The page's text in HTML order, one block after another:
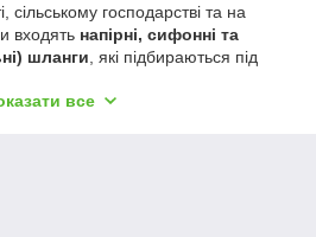
сільському господарстві та на
входять напірні, сифонні та
шланги , які підбираються під
конструкція забезпечує
під тиском (полив, подача води
все